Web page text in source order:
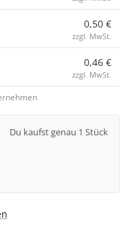
0,50 €
zzgl. MwSt.
0,46 €
zzgl. MwSt.
Du kaufst genau 1 Stück